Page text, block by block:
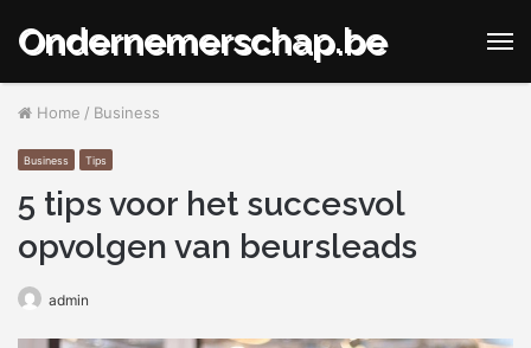
Ondernemerschap.be
Home / Business
Business Tips
5 tips voor het succesvol
opvolgen van beursleads
admin